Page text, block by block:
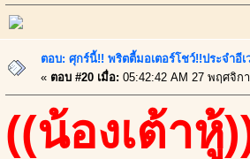
ตอบ: ศุกร์นี้!! พริตตี้มอเตอร์โชว์!!ประจำอี
« ตอบ #20 เมื่อ: 05:42:42 AM 27 พฤศจิก
((น้องเต้าหู้